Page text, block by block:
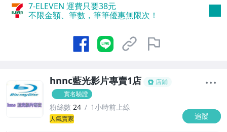
7-ELEVEN 運費只要38元
不限金額、筆數，筆筆優惠無限次！
hnnc藍光影片專賣1店
店鋪
實名驗證
粉絲數 24 1小時前上線
人氣賣家 追蹤